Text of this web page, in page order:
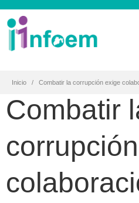
Inicio Combatir la corrupción exige
Combatir